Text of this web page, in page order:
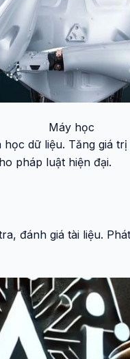
Máy học
dữ liệu. Tăng giá
pháp luật hiện đại.
đánh giá tài liệu.